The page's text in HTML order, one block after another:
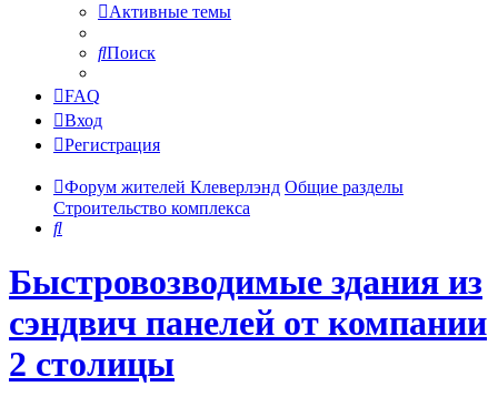
Активные темы
Поиск
FAQ
Вход
Регистрация
Форум жителей Клеверлэнд Общие разделы
Строительство комплекса
Поиск
Быстровозводимые здания из
сэндвич панелей от компании
2 столицы